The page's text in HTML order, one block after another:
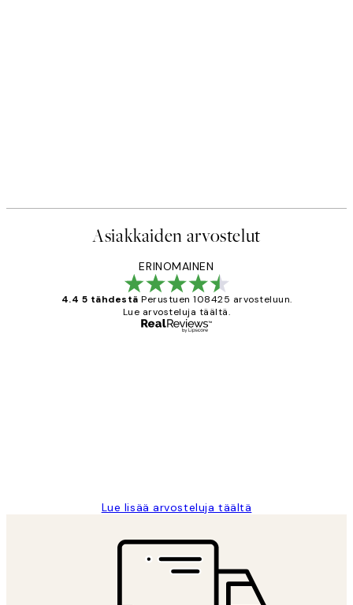
Asiakkaiden arvostelut
ERINOMAINEN
4.4 5 tähdestä Perustuen 108425 arvosteluun.
Lue arvosteluja täältä.
Lue lisää arvosteluja täältä